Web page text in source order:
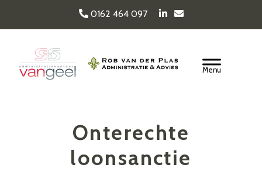
hoofd
inhoud
0162 464 097
Van Geel & van der
Header
Onterechte
loonsanctie